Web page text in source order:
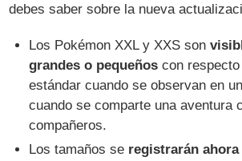
debes saber sobre la nueva
Los Pokémon XXL y XXS son
grandes o pequeños con
estándar cuando se observan en
cuando se comparte una aventura
compañeros.
Los tamaños se registrarán ahora